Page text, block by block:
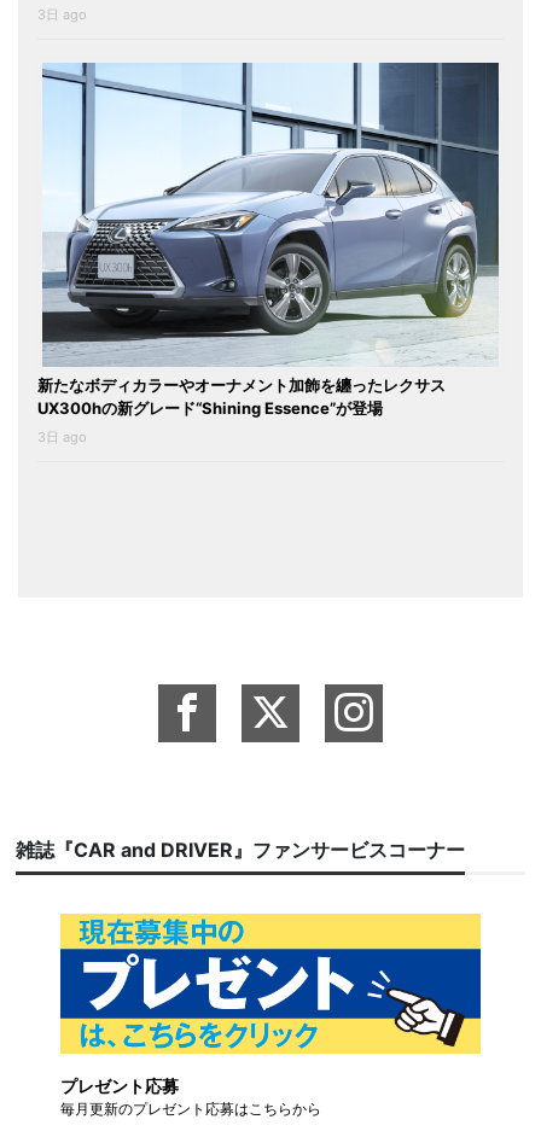
3日 ago
新たなボディカラーやオーナメント加飾を纏ったレクサス
UX300hの新グレード“Shining Essence”が登場
3日 ago
雑誌『CAR and DRIVER』ファンサービスコーナー
プレゼント応募
毎月更新のプレゼント応募はこちらから